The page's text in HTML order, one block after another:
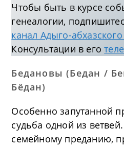
Чтобы быть в курсе
генеалогии,
канал Адыго-
Консультации в его
Бедановы (Бедан /
Бёдан)
Особенно запутанной
судьба одной из
семейному преданию,